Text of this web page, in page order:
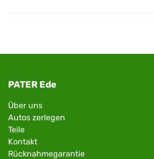
PATER Ede
Über uns
Autos zerlegen
Teile
Kontakt
Rücknahmegarantie